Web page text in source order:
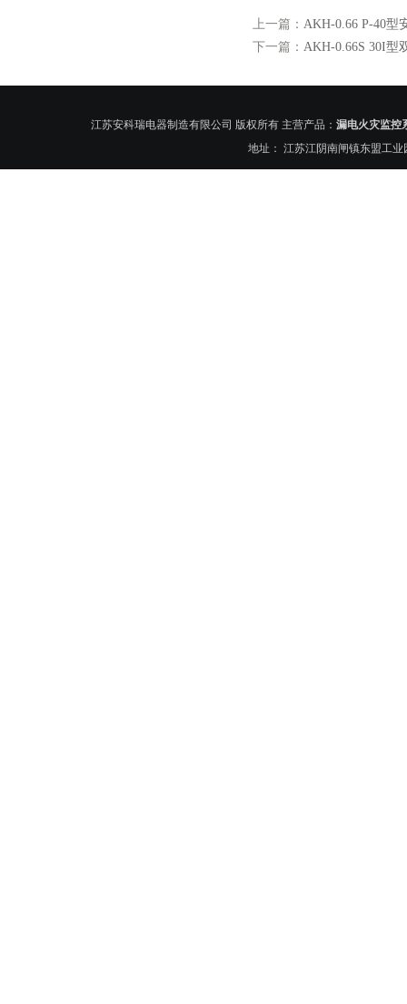
上一篇： AKH-0.66 P-40型
下一篇： AKH-0.66S 30I型
江苏安科瑞电器制造有限公司 版权所有 主营产品： 漏电火灾监控
地址： 江苏江阴南闸镇东盟工业